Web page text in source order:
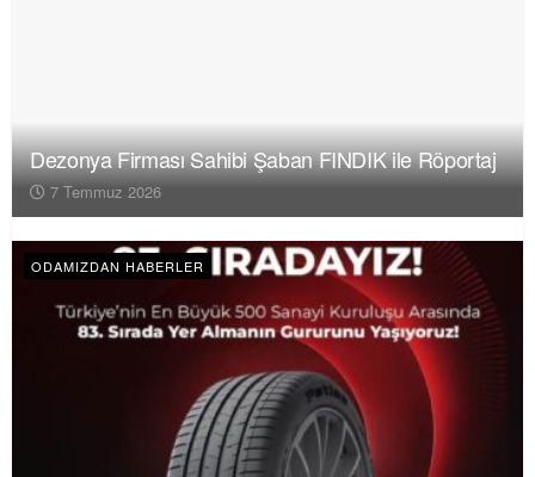
Dezonya Firması Sahibi Şaban FINDIK ile Röportaj
7 Temmuz 2026
ODAMIZDAN HABERLER